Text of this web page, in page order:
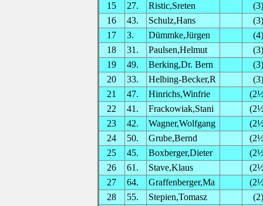
15
27. Ristic,Sreten
(3)
16
43. Schulz,Hans
(3)
17
3. Dümmke,Jürgen
(4)
18
31. Paulsen,Helmut
(3)
19
49. Berking,Dr. Bern
(3)
20
33. Helbing-Becker,R
(3)
21
47. Hinrichs,Winfrie
22
41. Frackowiak,Stani
23
42. Wagner,Wolfgang
24
50. Grube,Bernd
25
45. Boxberger,Dieter
26
61. Stave,Klaus
27
64. Graffenberger,Ma
28
55. Stepien,Tomasz
(2)